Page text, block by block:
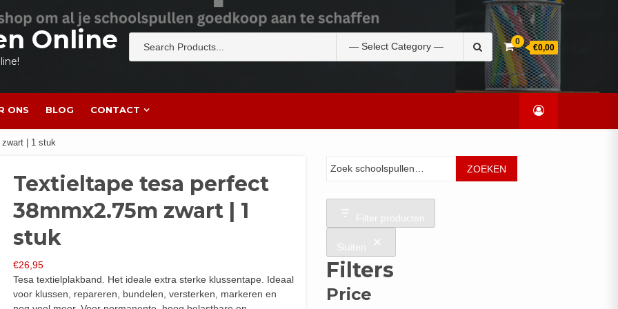
Online
naar:
0
€0,00
ONS BLOG CONTACT
| 1 stuk
Textieltape tesa perfect
38mmx2.75m zwart | 1
stuk
€26,95
Tesa textielplakband. Het ideale extra sterke klussentape. Ideaal
voor klussen, repareren, bundelen, versterken, markeren en
ZOEKEN
Filter producten
Sluiten
Filters
Price